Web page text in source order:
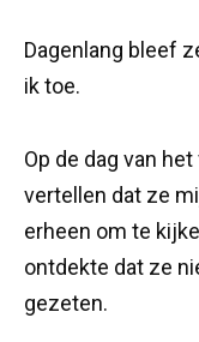
Dagenlang bleef
ik toe.
Op de dag van
vertellen dat ze
erheen om te
ontdekte dat ze
gezeten.